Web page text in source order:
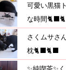
可愛い黒猫
な時間
さくムサさ
枕🐈‍⬛🐈‍⬛